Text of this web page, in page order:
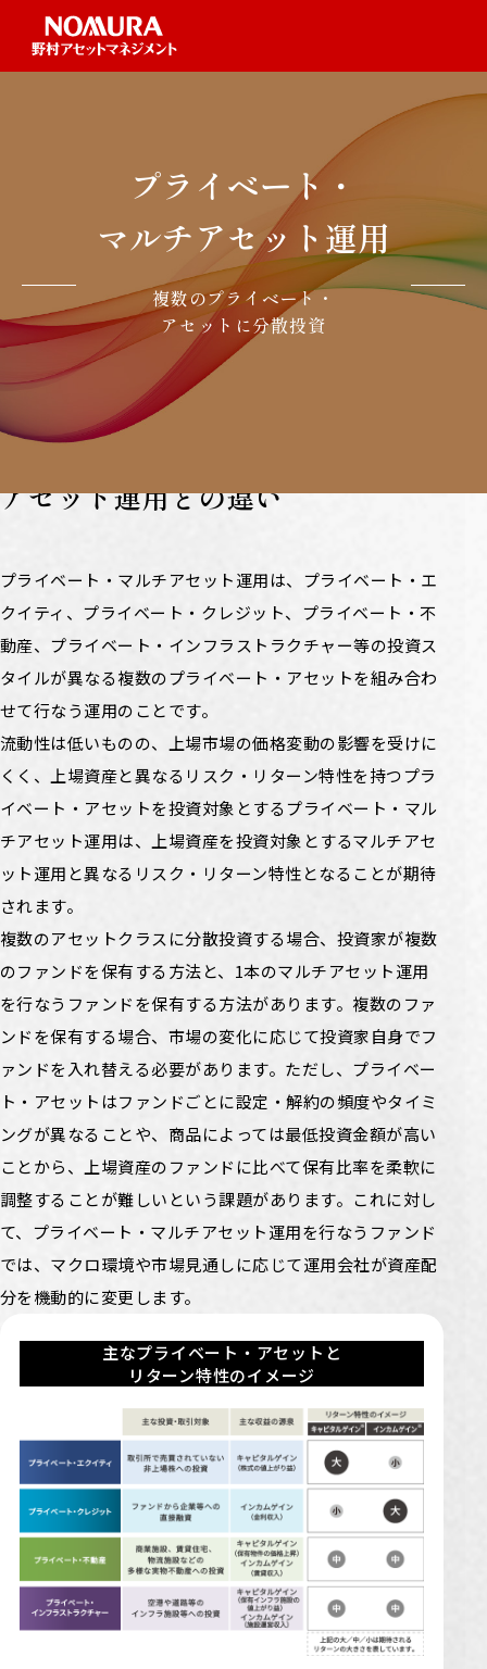
プライベート・
マルチアセット運用
複数のプライベート・
アセットに分散投資
上場資産を投資対象とするマルチ
アセット運用との違い
プライベート・マルチアセット運用は、プライベート・エ
クイティ、プライベート・クレジット、プライベート・不
動産、プライベート・インフラストラクチャー等の投資ス
タイルが異なる複数のプライベート・アセットを組み合わ
せて行なう運用のことです。
流動性は低いものの、上場市場の価格変動の影響を受けに
くく、上場資産と異なるリスク・リターン特性を持つプラ
イベート・アセットを投資対象とするプライベート・マル
チアセット運用は、上場資産を投資対象とするマルチアセ
ット運用と異なるリスク・リターン特性となることが期待
されます。
複数のアセットクラスに分散投資する場合、投資家が複数
のファンドを保有する方法と、1本のマルチアセット運用
を行なうファンドを保有する方法があります。複数のファ
ンドを保有する場合、市場の変化に応じて投資家自身でフ
ァンドを入れ替える必要があります。ただし、プライベー
ト・アセットはファンドごとに設定・解約の頻度やタイミ
ングが異なることや、商品によっては最低投資金額が高い
ことから、上場資産のファンドに比べて保有比率を柔軟に
調整することが難しいという課題があります。これに対し
て、プライベート・マルチアセット運用を行なうファンド
では、マクロ環境や市場見通しに応じて運用会社が資産配
分を機動的に変更します。
主なプライベート・アセットと
リターン特性のイメージ